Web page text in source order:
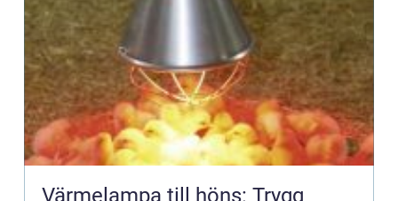
Värmelampa till höns: Trygg